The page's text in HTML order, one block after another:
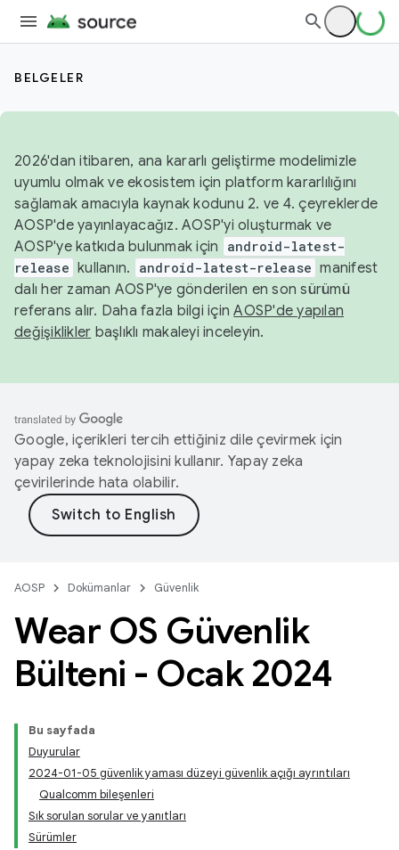
BELGELER
2026'dan itibaren, ana kararlı geliştirme modelimizle
uyumlu olmak ve ekosistem için platform kararlılığını
sağlamak amacıyla kaynak kodunu 2. ve 4. çeyreklerde
AOSP'de yayınlayacağız. AOSP'yi oluşturmak ve
AOSP'ye katkıda bulunmak için
android-latest-
release kullanın. android-latest-release manifest
dalı her zaman AOSP'ye gönderilen en son sürümü
referans alır. Daha fazla bilgi içinAOSP'de yapılan
değişiklikler başlıklı makaleyi inceleyin.
Google, içerikleri tercih ettiğiniz dile çevirmek için
yapay zeka teknolojisini kullanır. Yapay zeka
çevirilerinde hata olabilir.
AOSP Dokümanlar Güvenlik
Wear OS Güvenlik
Bülteni - Ocak 2024
Bu sayfada
Duyurular
2024-01-05 güvenlik yaması düzeyi güvenlik açığı ayrıntıları
Qualcomm bileşenleri
Sık sorulan sorular ve yanıtları
Sürümler